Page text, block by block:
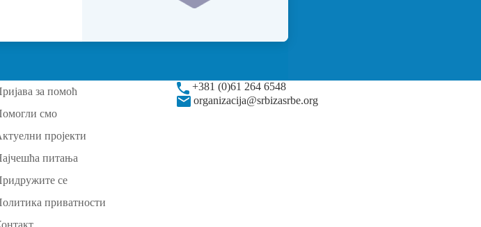
за помоћ
смо
пројекти
питања
се
приватности
+381 (0)61 264 6548
organizacija@srbizasrbe.org